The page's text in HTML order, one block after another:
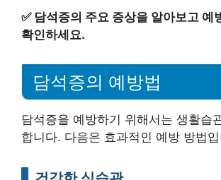
✅ 담석증의 주요 증상을 알아보고 예
확인하세요.
담석증의 예방법
담석증을 예방하기 위해서는 생활습
합니다. 다음은 효과적인 예방 방법